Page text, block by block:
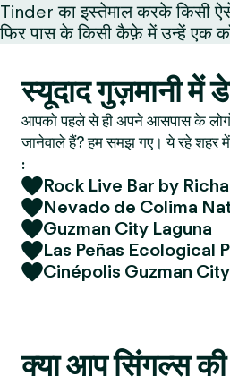
Tinder का इस्तेमाल करके किसी ऐसे
फिर पास के किसी कैफ़े में उन्हें एक
स्यूदाद गुज़मानी में
आपको पहले से ही अपने आसपास के
जानेवाले हैं? हम समझ गए। ये रहे
:
Rock Live Bar by
Nevado de Colima
Guzman City Laguna
Las Peñas Ecological
Cinépolis Guzman City
क्या आप सिंगल्स